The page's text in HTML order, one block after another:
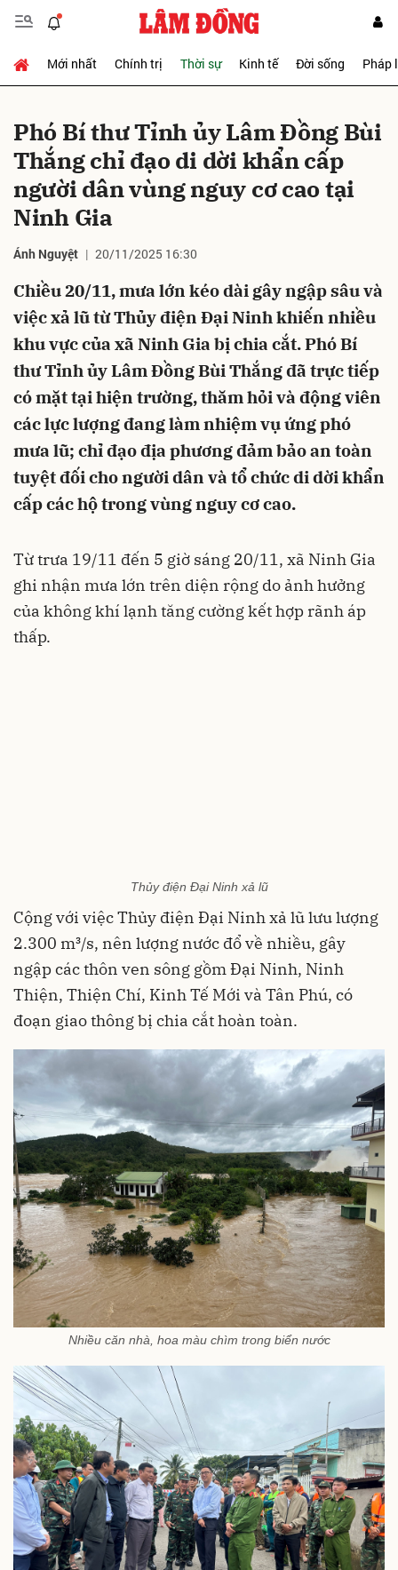
Mới nhất Chính trị Thời sự Kinh tế Đời sống Pháp
Phó Bí thư Tỉnh ủy Lâm Đồng Bùi
Thắng chỉ đạo di dời khẩn cấp
người dân vùng nguy cơ cao tại
Ninh Gia
Ánh Nguyệt 20/11/2025 16:30
Chiều 20/11, mưa lớn kéo dài gây ngập sâu và
việc xả lũ từ Thủy điện Đại Ninh khiến nhiều
khu vực của xã Ninh Gia bị chia cắt. Phó Bí
thư Tỉnh ủy Lâm Đồng Bùi Thắng đã trực tiếp
có mặt tại hiện trường, thăm hỏi và động viên
các lực lượng đang làm nhiệm vụ ứng phó
mưa lũ; chỉ đạo địa phương đảm bảo an toàn
tuyệt đối cho người dân và tổ chức di dời khẩn
cấp các hộ trong vùng nguy cơ cao.
Từ trưa 19/11 đến 5 giờ sáng 20/11, xã Ninh Gia
ghi nhận mưa lớn trên diện rộng do ảnh hưởng
của không khí lạnh tăng cường kết hợp rãnh áp
thấp.
Thủy điện Đại Ninh xả lũ
Cộng với việc Thủy điện Đại Ninh xả lũ lưu lượng
2.300 m³/s, nên lượng nước đổ về nhiều, gây
ngập các thôn ven sông gồm Đại Ninh, Ninh
Thiện, Thiện Chí, Kinh Tế Mới và Tân Phú, có
đoạn giao thông bị chia cắt hoàn toàn.
Nhiều căn nhà, hoa màu chìm trong biển nước
Gửi bình luận